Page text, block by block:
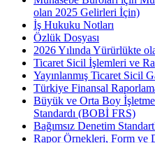
olan 2025 Gelirleri İçin)
İş Hukuku Notları
Özlük Dosyası
2026 Yılında Yürürlükte
Ticaret Sicil İşlemleri ve
Yayınlanmış Ticaret Sicil
Türkiye Finansal
Büyük ve Orta Boy
Standardı (BOBİ FRS)
Bağımsız Denetim
Rapor Örnekleri, Form ve